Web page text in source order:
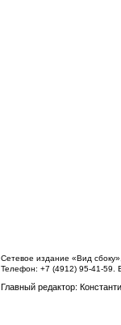
Сетевое издание «Вид
Телефон: +7 (4912) 95-41-59.
Главный редактор: